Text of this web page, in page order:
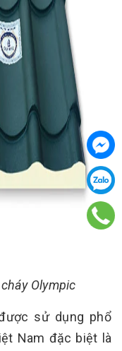
Olympic
sử dụng phổ
Nam đặc biệt là